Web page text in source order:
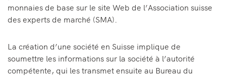
monnaies de base sur le site Web de l’Association suisse
des experts de marché (SMA).
La création d’une société en Suisse implique de
soumettre les informations sur la société à l’autorité
compétente, qui les transmet ensuite au Bureau du